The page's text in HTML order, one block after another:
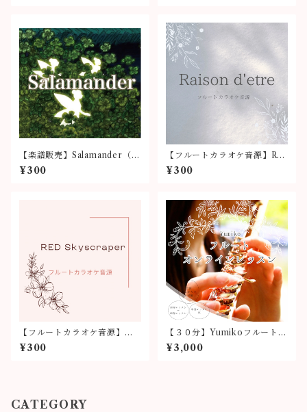
【楽譜販売】Salamander（メ
ロディーコード譜）
¥300
【フルートカラオケ音源】Rai
son d'etre
¥300
【フルートカラオケ音源】「R
ED Skyscraper」
¥300
【３０分】Yumikoフルートオ
ンラインレッスン
¥3,000
CATEGORY